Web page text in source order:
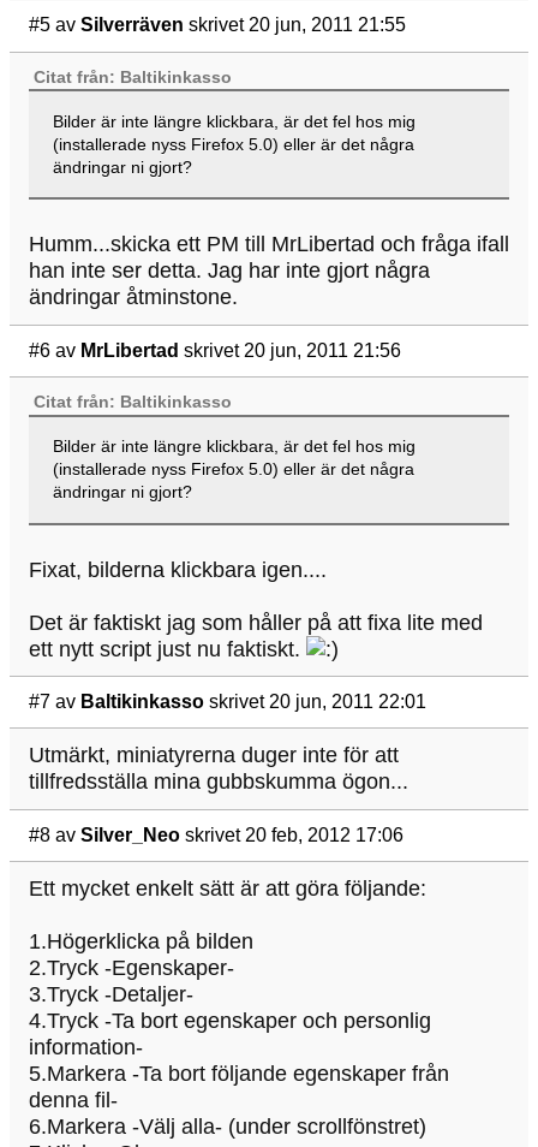
#5 av Silverräven skrivet 20 jun, 2011 21:55
Citat från: Baltikinkasso
Bilder är inte längre klickbara, är det fel hos mig
(installerade nyss Firefox 5.0) eller är det några
ändringar ni gjort?
Humm...skicka ett PM till MrLibertad och fråga ifall
han inte ser detta. Jag har inte gjort några
ändringar åtminstone.
#6 av MrLibertad skrivet 20 jun, 2011 21:56
Citat från: Baltikinkasso
Bilder är inte längre klickbara, är det fel hos mig
(installerade nyss Firefox 5.0) eller är det några
ändringar ni gjort?
Fixat, bilderna klickbara igen....
Det är faktiskt jag som håller på att fixa lite med
ett nytt script just nu faktiskt.
#7 av Baltikinkasso skrivet 20 jun, 2011 22:01
Utmärkt, miniatyrerna duger inte för att
tillfredsställa mina gubbskumma ögon...
#8 av Silver_Neo skrivet 20 feb, 2012 17:06
Ett mycket enkelt sätt är att göra följande:
1.Högerklicka på bilden
2.Tryck -Egenskaper-
3.Tryck -Detaljer-
4.Tryck -Ta bort egenskaper och personlig
information-
5.Markera -Ta bort följande egenskaper från
denna fil-
6.Markera -Välj alla- (under scrollfönstret)